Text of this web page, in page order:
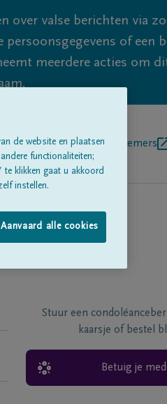
over valse berichten via
of een
meerdere acties om
Over onsBegrafenisondernemers
Stuur een
kaarsje of bestel
Betuig je
de website en plaatsen
functionaliteiten;
te klikken gaat u akkoord
instellen.
Aanvaard alle cookies